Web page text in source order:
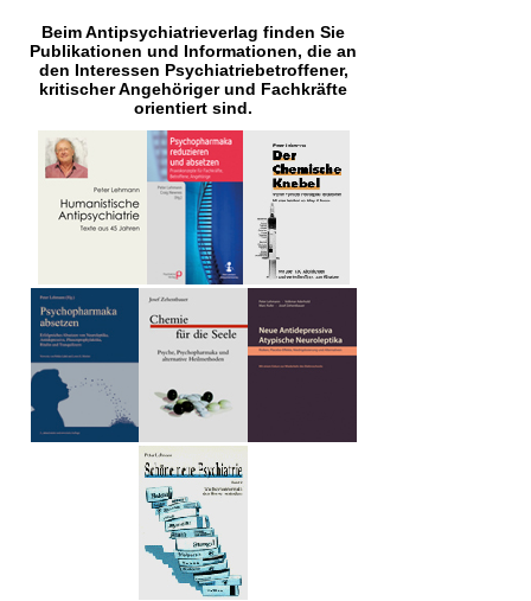
Beim Antipsychiatrieverlag finden Sie
Publikationen und Informationen, die an
den Interessen Psychiatriebetroffener,
kritischer Angehöriger und Fachkräfte
orientiert sind.